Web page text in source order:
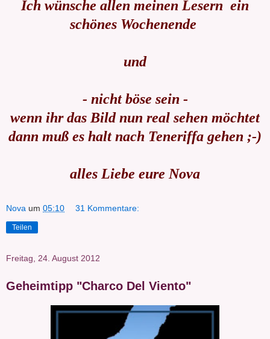
Ich wünsche allen meinen Lesern ein
schönes Wochenende
und
- nicht böse sein -
wenn ihr das Bild nun real sehen möchtet
dann muß es halt nach Teneriffa gehen ;-)
alles Liebe eure Nova
Nova um 05:10 31 Kommentare:
Teilen
Freitag, 24. August 2012
Geheimtipp "Charco Del Viento"